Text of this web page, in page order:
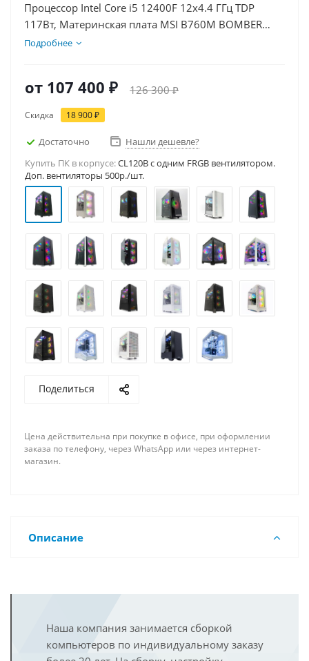
Процессор Intel Core i5 12400F 12x4.4 ГГц TDP
117Вт, Материнская плата MSI B760M BOMBER
WIFI D5, Видеокарта RTX 5060Ti 8Гб, Память
Подробнее
от 107 400 ₽ 126 300 ₽
Скидка 18 900 ₽
Достаточно
Нашли дешевле?
Купить ПК в корпусе:CL120B c одним FRGB вентилятором.
Доп. вентиляторы 500р./шт.
Поделиться
Цена действительна при покупке в офисе, при оформлении
заказа по телефону, через WhatsApp или через интернет-
магазин.
Описание
Наша компания занимается сборкой
компьютеров по индивидуальному заказу